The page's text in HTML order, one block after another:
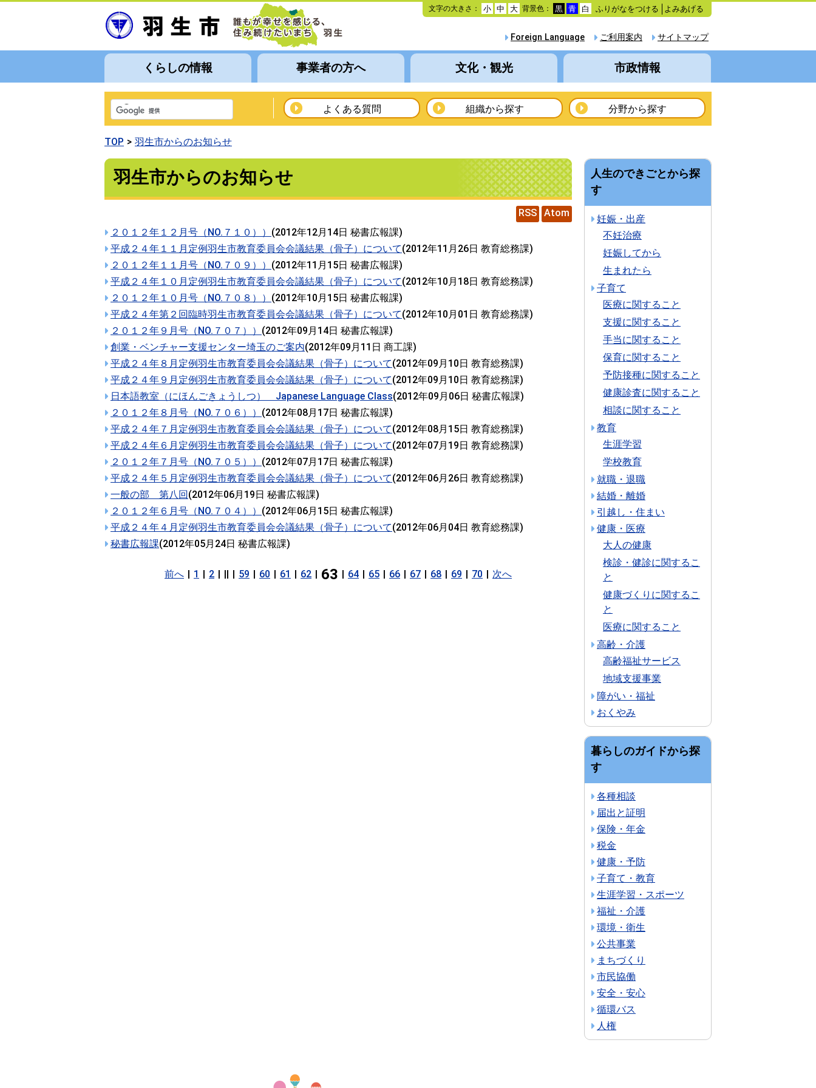
本
文
動
文字の大きさ： 小 中 大 背景色： 黒 青 白 ふりがなをつける よみあげる
サイトマップ
ご利用案内
Foreign Language
くらしの情報 事業者の方へ 文化・観光 市政情報
よくある質問 組織から探す 分野から探す
TOP 羽生市からのお知らせ
羽生市からのお知らせ
RSS
Atom
２０１２年１２月号（NO.７１０）） (2012年12月14日 秘書広報課)
平成２４年１１月定例羽生市教育委員会会議結果（骨子）について(2012年11月26日 教育総務課)
２０１２年１１月号（NO.７０９）） (2012年11月15日 秘書広報課)
平成２４年１０月定例羽生市教育委員会会議結果（骨子）について(2012年10月18日 教育総務課)
２０１２年１０月号（NO.７０８）） (2012年10月15日 秘書広報課)
平成２４年第２回臨時羽生市教育委員会会議結果（骨子）について(2012年10月01日 教育総務課)
２０１２年９月号（NO.７０７）） (2012年09月14日 秘書広報課)
創業・ベンチャー支援センター埼玉のご案内(2012年09月11日 商工課)
平成２４年８月定例羽生市教育委員会会議結果（骨子）について(2012年09月10日 教育総務課)
平成２４年９月定例羽生市教育委員会会議結果（骨子）について(2012年09月10日 教育総務課)
日本語教室（にほんごきょうしつ） Japanese Language Class(2012年09月06日 秘書広報課)
２０１２年８月号（NO.７０６）） (2012年08月17日 秘書広報課)
平成２４年７月定例羽生市教育委員会会議結果（骨子）について(2012年08月15日 教育総務課)
平成２４年６月定例羽生市教育委員会会議結果（骨子）について(2012年07月19日 教育総務課)
２０１２年７月号（NO.７０５）） (2012年07月17日 秘書広報課)
平成２４年５月定例羽生市教育委員会会議結果（骨子）について(2012年06月26日 教育総務課)
一般の部 第八回(2012年06月19日 秘書広報課)
２０１２年６月号（NO.７０４）） (2012年06月15日 秘書広報課)
平成２４年４月定例羽生市教育委員会会議結果（骨子）について(2012年06月04日 教育総務課)
秘書広報課(2012年05月24日 秘書広報課)
前へ | 1 | 2 | || | 59 | 60 | 61 | 62 | 63 | 64 | 65 | 66 | 67 | 68 | 69 | 70 | 次へ
人生のできごとから探
す
妊娠・出産
不妊治療
妊娠してから
生まれたら
子育て
医療に関すること
支援に関すること
手当に関すること
保育に関すること
予防接種に関すること
健康診査に関すること
相談に関すること
教育
生涯学習
学校教育
就職・退職
結婚・離婚
引越し・住まい
健康・医療
大人の健康
検診・健診に関するこ
と
健康づくりに関するこ
と
医療に関すること
高齢・介護
高齢福祉サービス
地域支援事業
障がい・福祉
おくやみ
暮らしのガイドから探
す
各種相談
届出と証明
保険・年金
税金
健康・予防
子育て・教育
生涯学習・スポーツ
福祉・介護
環境・衛生
公共事業
まちづくり
市民協働
安全・安心
循環バス
人権